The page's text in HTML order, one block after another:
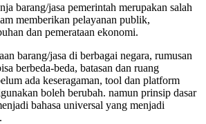
barang/jasa pemerintah merupakan salah
memberikan pelayanan publik,
dan pemerataan ekonomi.
barang/jasa di berbagai negara, rumusan
berbeda-beda, batasan dan ruang
ada keseragaman, tool dan platform
boleh berubah. namun prinsip dasar
bahasa universal yang menjadi